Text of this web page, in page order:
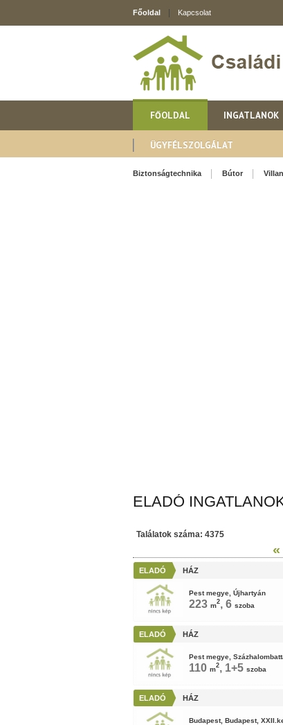
Főoldal Kapcsolat
FŐOLDAL INGATLANOK
ÜGYFÉLSZOLGÁLAT
Biztonságtechnika Bútor
ELADÓ
Találatok száma: 4375
«
ELADÓ HÁZ
Pest megye, Újhartyán
223 m2, 6 szoba
ELADÓ HÁZ
Pest megye,
110 m2, 1+5 szoba
ELADÓ HÁZ
Budapest, Budapest,